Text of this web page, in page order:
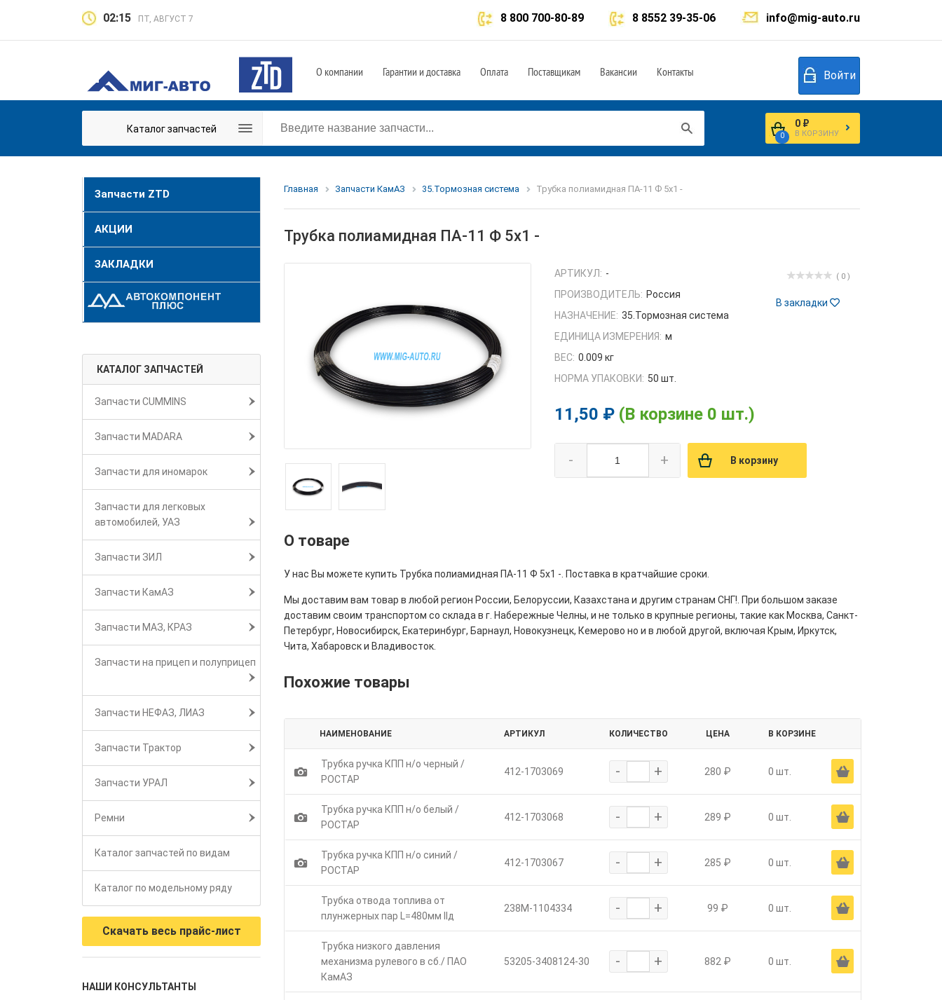
02:15 ПТ, АВГУСТ 7 info@mig-auto.ru
8 8552 39-35-06
8 800 700-80-89
О компании Гарантии и доставка Оплата Поставщикам Вакансии Контакты Войти
Каталог запчастей
0
0 ₽
В КОРЗИНУ
Запчасти ZTD
АКЦИИ
ЗАКЛАДКИ
КАТАЛОГ ЗАПЧАСТЕЙ
Запчасти CUMMINS
Запчасти MADARA
Запчасти для иномарок
Запчасти для легковых
автомобилей, УАЗ
Запчасти ЗИЛ
Запчасти КамАЗ
Запчасти МАЗ, КРАЗ
Запчасти на прицеп и полуприцеп
Запчасти НЕФАЗ, ЛИАЗ
Запчасти Трактор
Запчасти УРАЛ
Ремни
Каталог запчастей по видам
Каталог по модельному ряду
Скачать весь прайс-лист
НАШИ КОНСУЛЬТАНТЫ
Главная Запчасти КамАЗ 35.Тормозная система Трубка полиамидная ПА-11 Ф 5х1 -
Трубка полиамидная ПА-11 Ф 5х1 -
( 0 )
В закладки
АРТИКУЛ: -
ПРОИЗВОДИТЕЛЬ: Россия
НАЗНАЧЕНИЕ: 35.Тормозная система
ЕДИНИЦА ИЗМЕРЕНИЯ: м
ВЕС: 0.009 кг
НОРМА УПАКОВКИ: 50 шт.
11,50 ₽ (В корзине 0 шт.)
- + В корзину
О товаре
У нас Вы можете купить Трубка полиамидная ПА-11 Ф 5х1 -. Поставка в кратчайшие сроки.
Мы доставим вам товар в любой регион России, Белоруссии, Казахстана и другим странам СНГ!. При большом заказе
доставим своим транспортом со склада в г. Набережные Челны, и не только в крупные регионы, такие как Москва, Санкт-
Петербург, Новосибирск, Екатеринбург, Барнаул, Новокузнецк, Кемерово но и в любой другой, включая Крым, Иркутск,
Чита, Хабаровск и Владивосток.
Похожие товары
НАИМЕНОВАНИЕ АРТИКУЛ КОЛИЧЕСТВО ЦЕНА В КОРЗИНЕ
1
Трубка ручка КПП н/о черный /
РОСТАР
412-1703069 - + 280 ₽ 0 шт. Ä
1
Трубка ручка КПП н/о белый /
РОСТАР
412-1703068 - + 289 ₽ 0 шт. Ä
1
Трубка ручка КПП н/о синий /
РОСТАР
412-1703067 - + 285 ₽ 0 шт. Ä
Трубка отвода топлива от
плунжерных пар L=480мм IIд
238М-1104334 - + 99 ₽ 0 шт. Ä
Трубка низкого давления
механизма рулевого в сб./ ПАО
КамАЗ
53205-3408124-30 - + 882 ₽ 0 шт. Ä